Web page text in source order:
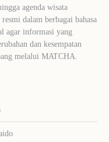
agenda wisata
dalam berbagai bahasa
agar informasi yang
dan kesempatan
melalui MATCHA.